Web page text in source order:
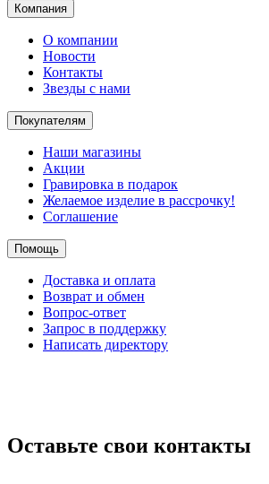
Компания
О компании
Новости
Контакты
Звезды с нами
Покупателям
Наши магазины
Акции
Гравировка в подарок
Желаемое изделие в рассрочку!
Соглашение
Помощь
Доставка и оплата
Возврат и обмен
Вопрос-ответ
Запрос в поддержку
Написать директору
Оставьте свои контакты